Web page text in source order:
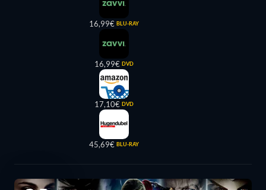
16,99€ BLU-RAY
16,99€ DVD
17,10€ DVD
45,69€ BLU-RAY